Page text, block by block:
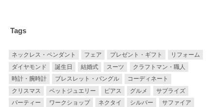
Tags
ネックレス・ペンダント フェア プレゼント・ギフト
リフォーム
ダイヤモンド
誕生日 結婚式 スーツ
クラフトマン・職人
時計・腕時計
ブレスレット・バングル
コーディネート
クリスマス
ペットジュエリー ピアス グルメ
サプライズ
パーティー
ワークショップ ネクタイ シルバー
サファイア